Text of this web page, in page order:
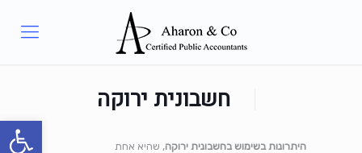
פתח
חשבונית ירוקה
היתרונות בשימוש בחשבונית ירוקה, שהיא אחת